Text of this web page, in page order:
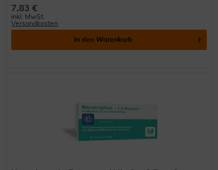
7,83 €
inkl. MwSt.
Versandkosten
In den Warenkorb